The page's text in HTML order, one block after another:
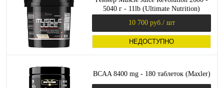
5040 г - 11lb (Ultimate Nutrition)
10 700 руб./ шт
НЕДОСТУПНО
BCAA 8400 mg - 180 таблеток (Maxler)